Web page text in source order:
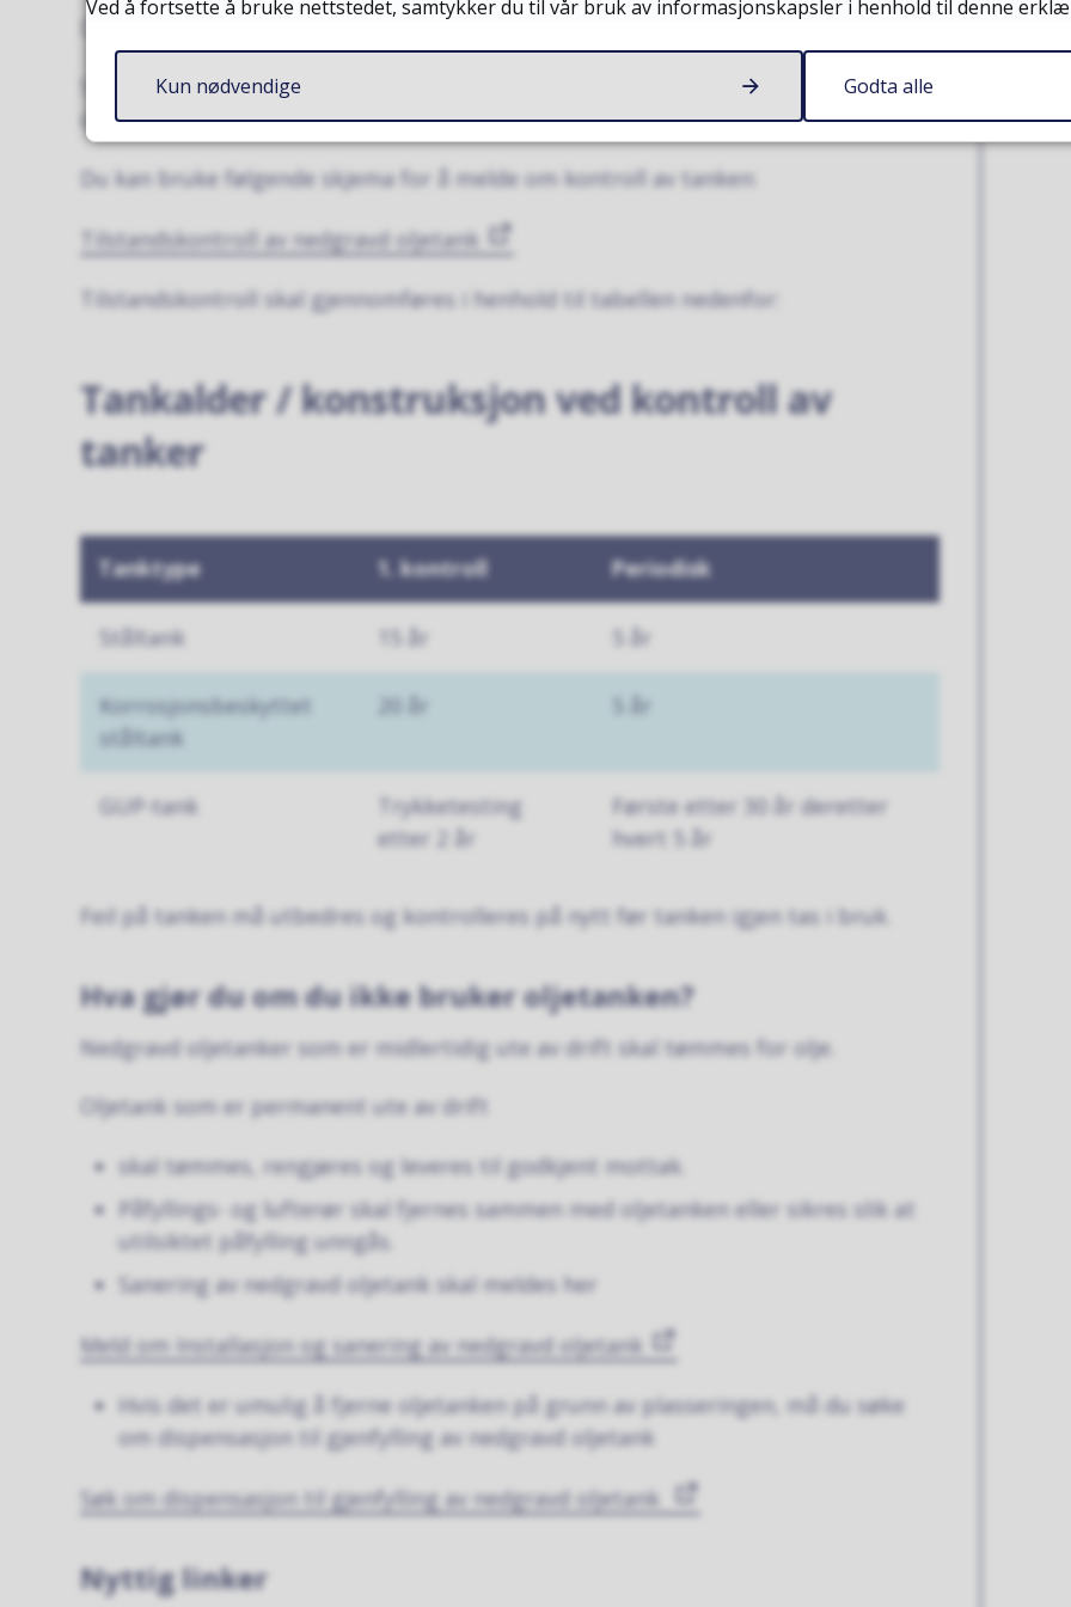
Du har plikt til å iverksette kontroll for å sikre at tanken er i god stand.
Skriftlig dokumentasjon på gjennomført kontroll skal oppbevares av ansvarlig eier
og kontrollør som overfører dokumentasjon til kommunen.
Du kan bruke følgende skjema for å melde om kontroll av tanken:
Tilstandskontroll av nedgravd oljetank
Tilstandskontroll skal gjennomføres i henhold til tabellen nedenfor:
Tankalder / konstruksjon ved kontroll av
tanker
Tanktype 1. kontroll Periodisk
Ståltank 15 år 5 år
Korrosjonsbeskyttet
ståltank
20 år 5 år
GUP-tank
Trykketesting
etter 2 år
Første etter 30 år deretter
hvert 5 år
Feil på tanken må utbedres og kontrolleres på nytt før tanken igjen tas i bruk.
Hva gjør du om du ikke bruker oljetanken?
Nedgravd oljetanker som er midlertidig ute av drift skal tømmes for olje.
Oljetank som er permanent ute av drift
skal tømmes, rengjøres og leveres til godkjent mottak.
Påfyllings- og lufterør skal fjernes sammen med oljetanken eller sikres slik at
utilsiktet påfylling unngås.
Sanering av nedgravd oljetank skal meldes her
Meld om Installasjon og sanering av nedgravd oljetank
Hvis det er umulig å fjerne oljetanken på grunn av plasseringen, må du søke
om dispensasjon til gjenfylling av nedgravd oljetank
Søk om dispensasjon til gjenfylling av nedgravd oljetank
Nyttig linker
Ved å fortsette å bruke nettstedet, samtykker du til vår bruk av informasjonskapsler i henhold til denne
Kun nødvendige Godta alle